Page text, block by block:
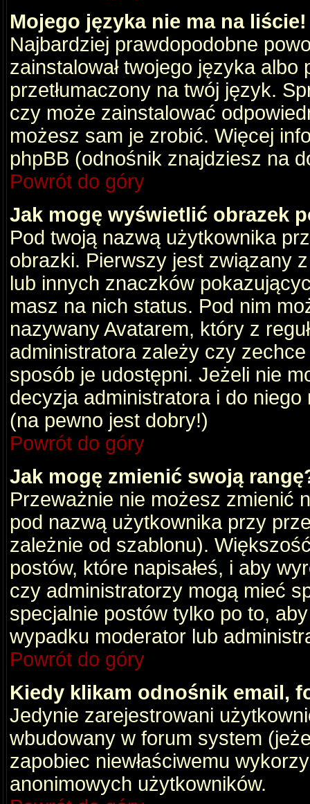
Mojego języka nie ma na liście!
Najbardziej prawdopodobne
zainstalował twojego języka albo
przetłumaczony na twój język.
czy może zainstalować
możesz sam je zrobić. Więcej
phpBB (odnośnik znajdziesz na
Powrót do góry
Jak mogę wyświetlić obrazek
Pod twoją nazwą użytkownika
obrazki. Pierwszy jest związany
lub innych znaczków
masz na nich status. Pod nim
nazywany Avatarem, który z
administratora zależy czy
sposób je udostępni. Jeżeli nie
decyzja administratora i do
(na pewno jest dobry!)
Powrót do góry
Jak mogę zmienić swoją
Przeważnie nie możesz zmienić
pod nazwą użytkownika przy
zależnie od szablonu).
postów, które napisałeś, i aby
czy administratorzy mogą mieć
specjalnie postów tylko po to,
wypadku moderator lub
Powrót do góry
Kiedy klikam odnośnik email,
Jedynie zarejestrowani
wbudowany w forum system
zapobiec niewłaściwemu
anonimowych użytkowników.